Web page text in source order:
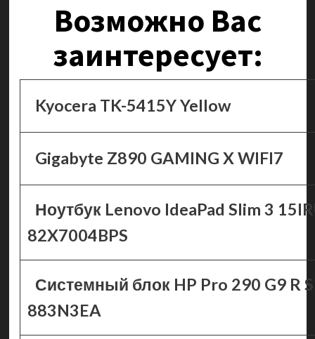
Возможно Вас
заинтересует:
Kyocera TK-5415Y Yellow
Gigabyte Z890 GAMING X WIFI7
Ноутбук Lenovo IdeaPad Slim 3
82X7004BPS
Системный блок HP Pro 290 G9 R
883N3EA